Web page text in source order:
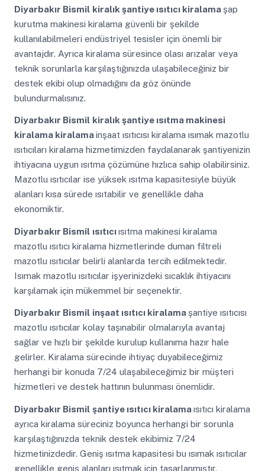
Diyarbakır Bismil kiralık şantiye ısıtıcı kiralama şap
kurutma makinesi kiralama güvenli bir şekilde
kullanılabilmeleri endüstriyel tesisler için önemli bir
avantajdır. Ayrıca kiralama süresince olası arızalar veya
teknik sorunlarla karşılaştığınızda ulaşabileceğiniz bir
destek ekibi olup olmadığını da göz önünde
bulundurmalısınız.
Diyarbakır Bismil kiralık şantiye ısıtma makinesi
kiralama kiralamainşaat ısıtıcısı kiralama ısımak mazotlu
ısıtıcıları kiralama hizmetimizden faydalanarak şantiyenizin
ihtiyacına uygun ısıtma çözümüne hızlıca sahip olabilirsiniz.
Mazotlu ısıtıcılar ise yüksek ısıtma kapasitesiyle büyük
alanları kısa sürede ısıtabilir ve genellikle daha
ekonomiktir.
Diyarbakır Bismil ısıtıcıısıtma makinesi kiralama
mazotlu ısıtıcı kiralama hizmetlerinde duman filtreli
mazotlu ısıtıcılar belirli alanlarda tercih edilmektedir.
Isımak mazotlu ısıtıcılar işyerinizdeki sıcaklık ihtiyacını
karşılamak için mükemmel bir seçenektir.
Diyarbakır Bismil inşaat ısıtıcı kiralama şantiye ısıtıcısı
mazotlu ısıtıcılar kolay taşınabilir olmalarıyla avantaj
sağlar ve hızlı bir şekilde kurulup kullanıma hazır hale
gelirler. Kiralama sürecinde ihtiyaç duyabileceğimiz
herhangi bir konuda 7/24 ulaşabileceğimiz bir müşteri
hizmetleri ve destek hattının bulunması önemlidir.
Diyarbakır Bismil şantiye ısıtıcı kiralamaısıtıcı kiralama
ayrıca kiralama süreciniz boyunca herhangi bir sorunla
karşılaştığınızda teknik destek ekibimiz 7/24
hizmetinizdedir. Geniş ısıtma kapasitesi bu ısımak ısıtıcılar
genellikle geniş alanları ısıtmak için tasarlanmıştır.